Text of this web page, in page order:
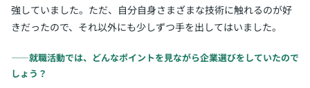
強していました。ただ、自分自身さまざまな技術に触れるのが好
きだったので、それ以外にも少しずつ手を出してはいました。
――就職活動では、どんなポイントを見ながら企業選びをしていたので
しょう？